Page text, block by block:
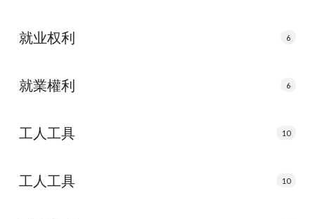
就业权利 6
就業權利 6
工人工具 10
工人工具 10